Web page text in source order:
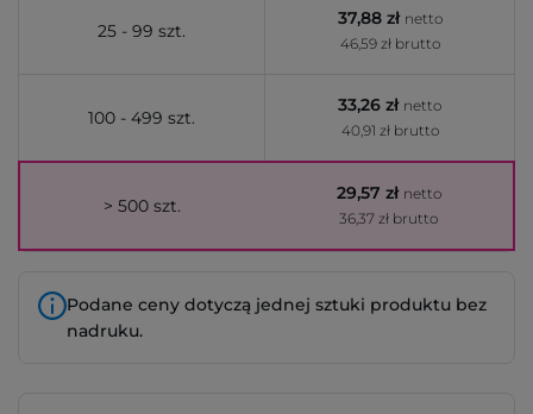
25 - 99 szt.
37,88 zł netto
46,59 zł brutto
100 - 499 szt.
33,26 zł netto
40,91 zł brutto
> 500 szt.
29,57 zł netto
36,37 zł brutto
Podane ceny dotyczą jednej sztuki produktu bez
nadruku.